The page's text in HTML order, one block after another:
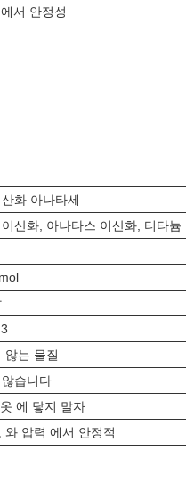
서 안정성
화 아나타세
산화, 아나타스 이산화, 티타
않는 물질
습니다
에 닿지 말자
와 압력 에서 안정적